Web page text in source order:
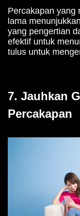
Percakapan yang
lama
yang pengertian
efektif untuk
tulus untuk
7. Jauhkan
Percakapan